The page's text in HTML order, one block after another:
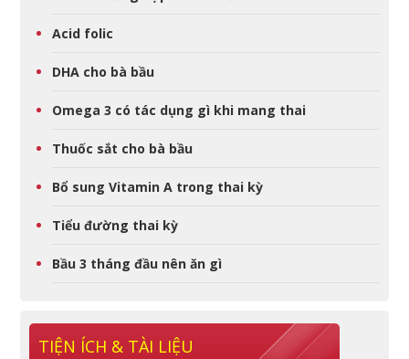
Acid folic
DHA cho bà bầu
Omega 3 có tác dụng gì khi mang thai
Thuốc sắt cho bà bầu
Bổ sung Vitamin A trong thai kỳ
Tiểu đường thai kỳ
Bầu 3 tháng đầu nên ăn gì
TIỆN ÍCH & TÀI LIỆU